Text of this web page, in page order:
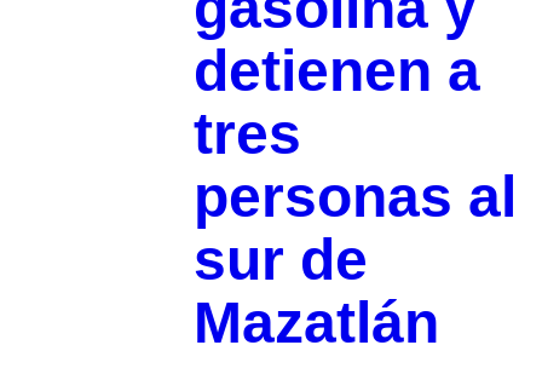
detienen a
tres
personas al
sur de
Mazatlán